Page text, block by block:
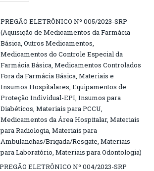
PREGÃO ELETRÔNICO Nº 005/2023-SRP
(Aquisição de Medicamentos da Farmácia
Básica, Outros Medicamentos,
Medicamentos do Controle Especial da
Farmácia Básica, Medicamentos Controlados
Fora da Farmácia Básica, Materiais e
Insumos Hospitalares, Equipamentos de
Proteção Individual-EPI, Insumos para
Diabéticos, Materiais para PCCU,
Medicamentos da Área Hospitalar, Materiais
para Radiologia, Materiais para
Ambulanchas/Brigada/Resgate, Materiais
para Laboratório, Materiais para Odontologia)
PREGÃO ELETRÔNICO Nº 004/2023-SRP